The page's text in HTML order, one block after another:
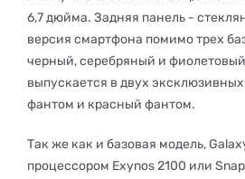
6,7 дюйма. Задняя панель -
версия смартфона помимо трех
черный, серебряный и
выпускается в двух
фантом и красный фантом.
Так же как и базовая модель,
процессором Exynos 2100 или